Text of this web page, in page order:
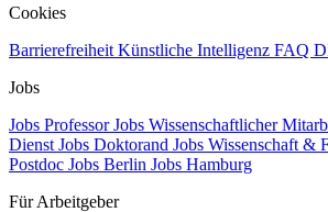
Cookies
Barrierefreiheit Künstliche Intelligenz FAQ
Jobs
Jobs ProfessorJobs Wissenschaftlicher
Dienst Jobs Doktorand Jobs Wissenschaft &
Postdoc Jobs Berlin Jobs Hamburg
Für Arbeitgeber